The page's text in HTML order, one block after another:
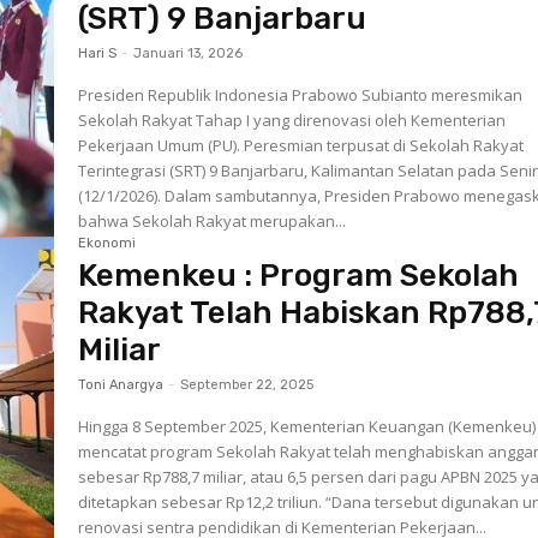
(SRT) 9 Banjarbaru
Hari S - Januari 13, 2026
Presiden Republik Indonesia Prabowo Subianto meresmikan
Sekolah Rakyat Tahap I yang direnovasi oleh Kementerian
Pekerjaan Umum (PU). Peresmian terpusat di Sekolah Rakyat
Terintegrasi (SRT) 9 Banjarbaru, Kalimantan Selatan pada
(12/1/2026). Dalam sambutannya, Presiden Prabowo menegaskan
bahwa Sekolah Rakyat merupakan...
Ekonomi
Kemenkeu : Program Sekolah
Rakyat Telah Habiskan
Miliar
Toni Anargya - September 22, 2025
Hingga 8 September 2025, Kementerian Keuangan (Kemenkeu)
mencatat program Sekolah Rakyat telah menghabiskan
sebesar Rp788,7 miliar, atau 6,5 persen dari pagu APBN 2025
ditetapkan sebesar Rp12,2 triliun. “Dana tersebut digunakan untuk
renovasi sentra pendidikan di Kementerian Pekerjaan...